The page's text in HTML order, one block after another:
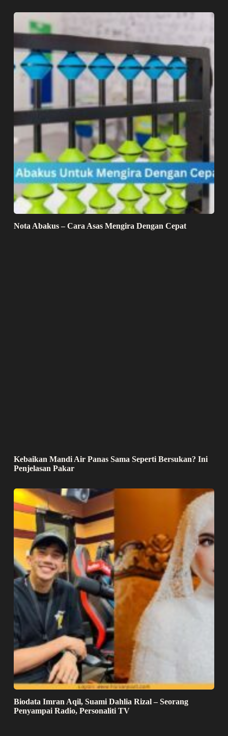
Nota Abakus – Cara Asas Mengira Dengan Cepat
Kebaikan Mandi Air Panas Sama Seperti Bersukan? Ini
Penjelasan Pakar
Biodata Imran Aqil, Suami Dahlia Rizal – Seorang
Penyampai Radio, Personaliti TV